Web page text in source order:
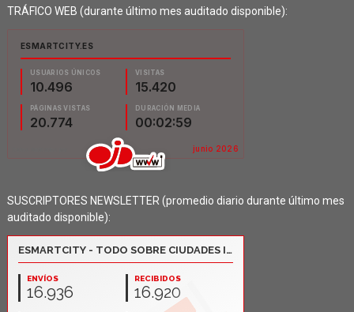
TRÁFICO WEB (durante último mes auditado disponible):
SUSCRIPTORES NEWSLETTER (promedio diario durante último mes
auditado disponible):